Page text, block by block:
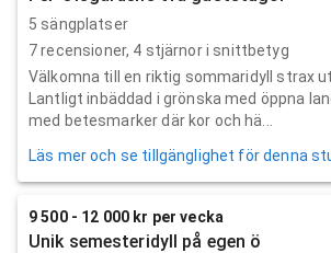
5 sängplatser
7recensioner, 4 stjärnor i snittbetyg
Välkomna till en riktig sommaridyll strax
Lantligt inbäddad i grönska med öppna
med betesmarker där kor och hä...
Läs mer och se tillgänglighet för denna
9 500 - 12 000 kr per vecka
Unik semesteridyll på egen ö